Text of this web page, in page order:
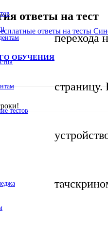
ОБУЧЕНИЯ
перехода
страницу.
тестов
ответы на тест
ответы на тесты